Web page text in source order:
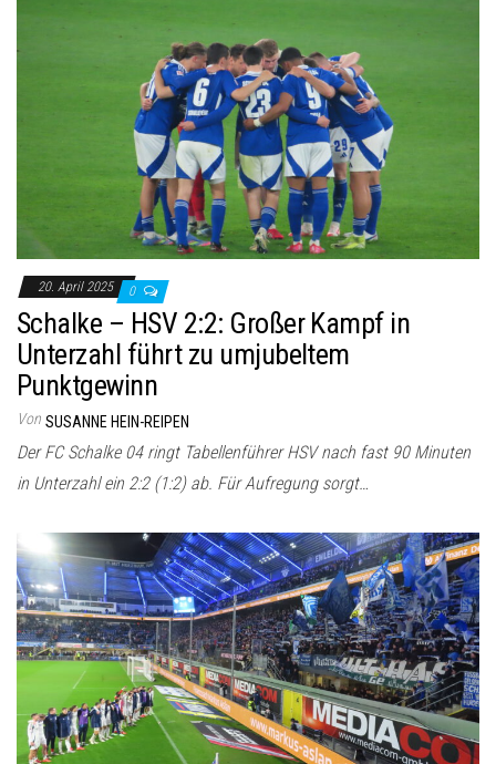
20. April 2025 0
Schalke – HSV 2:2: Großer Kampf in
Unterzahl führt zu umjubeltem
Punktgewinn
Von SUSANNE HEIN-REIPEN
Der FC Schalke 04 ringt Tabellenführer HSV nach fast 90 Minuten
in Unterzahl ein 2:2 (1:2) ab. Für Aufregung sorgt…